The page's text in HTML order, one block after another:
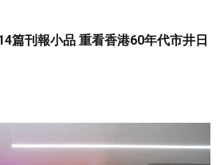
篇刊報小品 重看香港60年代市井日